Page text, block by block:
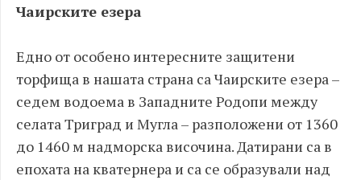
Чаирските езера
Едно от особено интересните защитени
торфища в нашата страна са Чаирските езера –
седем водоема в Западните Родопи между
селата Триград и Мугла – разположени от 1360
до 1460 м надморска височина. Датирани са в
епохата на кватернера и са се образували над